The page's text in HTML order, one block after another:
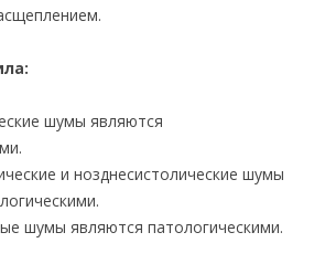
шумы являются
и нозднесистолические шумы
шумы являются патологическими.